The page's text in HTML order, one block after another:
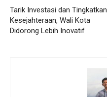
Tarik Investasi dan Tingkatkan
Kesejahteraan, Wali Kota
Didorong Lebih Inovatif